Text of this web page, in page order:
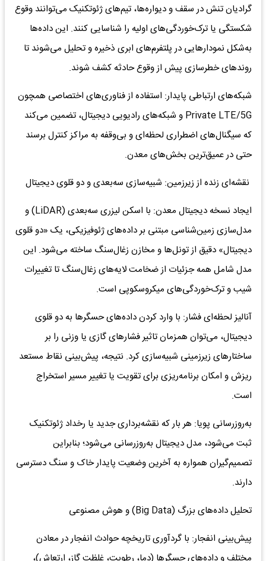
گرادیان تنش در سقف و دیواره‌ها، تیم‌های ژئوتکنیک می‌توانند وقوع
شکستگی یا ترک‌خوردگی‌های اولیه را شناسایی کنند. این داده‌ها
به‌شکل نمودارهایی در پلتفرم‌های ابری ذخیره و تحلیل می‌شوند تا
روندهای خطرسازی پیش از وقوع حادثه کشف شوند.
شبکه‌های ارتباطی پایدار: استفاده از فناوری‌های اختصاصی همچون
Private LTE/5G و شبکه‌های رادیویی دیجیتال، تضمین می‌کند
که سیگنال‌های اضطراری لحظه‌ای و بی‌وقفه به مراکز کنترل برسند
حتی در عمیق‌ترین بخش‌های معدن.
نقشه‌ای زنده از زیرزمین: شبیه‌سازی سه‌بعدی و دو قلوی دیجیتال
ایجاد نسخه دیجیتال معدن: با اسکن لیزری سه‌بعدی (LiDAR) و
مدل‌سازی زمین‌شناسی مبتنی بر داده‌های ژئوفیزیکی، یک «دو قلوی
دیجیتال» دقیق از تونل‌ها و مخازن زغال‌سنگ ساخته می‌شود. این
مدل شامل همه جزئیات از ضخامت لایه‌های زغال‌سنگ تا تغییرات
شیب و ترک‌خوردگی‌های میکروسکوپی است.
آنالیز لحظه‌ای فشار: با وارد کردن داده‌های حسگرها به دو قلوی
دیجیتال، می‌توان همزمان تاثیر فشارهای گازی یا وزنی را بر
ساختارهای زیرزمینی شبیه‌سازی کرد. نتیجه، پیش‌بینی نقاط مستعد
ریزش و امکان برنامه‌ریزی برای تقویت یا تغییر مسیر استخراج
است.
به‌روزرسانی پویا: هر بار که نقشه‌برداری جدید یا رخداد ژئوتکنیک
ثبت می‌شود، مدل دیجیتال به‌روزرسانی می‌شود؛ بنابراین
تصمیم‌گیران همواره به آخرین وضعیت پایدار خاک و سنگ دسترسی
دارند.
تحلیل داده‌های بزرگ (Big Data) و هوش مصنوعی
پیش‌بینی انفجار: با گردآوری تاریخچه حوادث انفجار در معادن